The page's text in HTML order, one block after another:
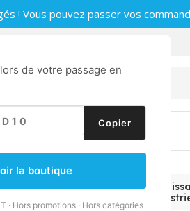
de votre passage en
Copier
la boutique
· Hors promotions · Hors catégories
! Vous pouvez passer vos
Produits d'entretien
Dégraissant